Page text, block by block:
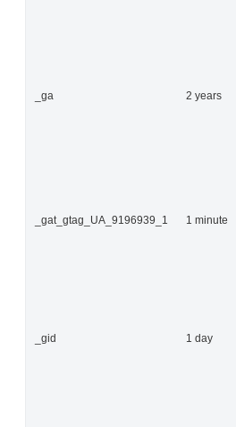
_ga 2 years
_gat_gtag_UA_9196939_1 1 minute
_gid 1 day